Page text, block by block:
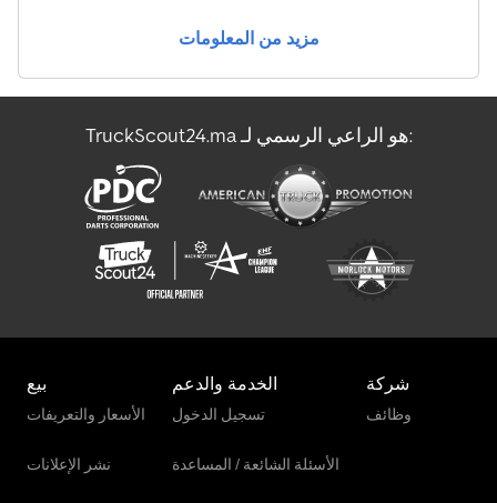
مزيد من المعلومات
TruckScout24.ma هو الراعي الرسمي لـ:
بيع
الأسعار والتعريفات
نشر الإعلانات
الخدمة والدعم
تسجيل الدخول
الأسئلة الشائعة / المساعدة
شركة
وظائف